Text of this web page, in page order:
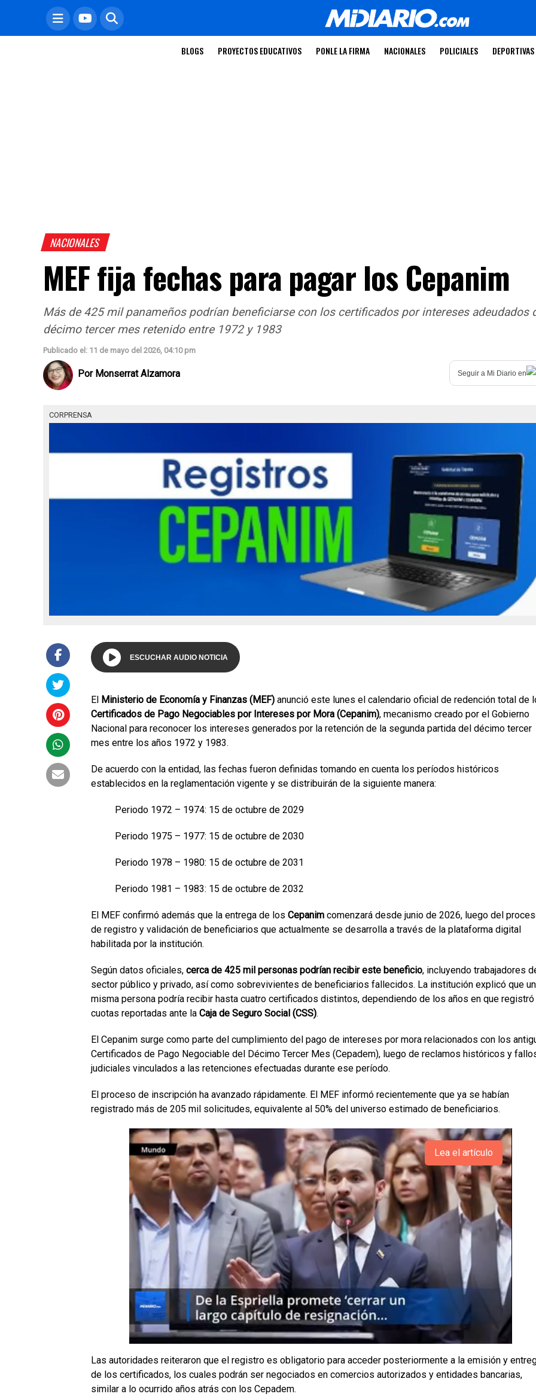
BLOGS PROYECTOS EDUCATIVOS PONLE LA FIRMA NACIONALES POLICIALES DEPORTIVAS
NACIONALES
MEF fija fechas para pagar los Cepanim
Más de 425 mil panameños podrían beneficiarse con los certificados por intereses adeudados
décimo tercer mes retenido entre 1972 y 1983
Publicado el: 11 de mayo del 2026, 04:10 pm
Por Monserrat Alzamora Seguir a Mi Diario en
CORPRENSA
ESCUCHAR AUDIO NOTICIA
El Ministerio de Economía y Finanzas (MEF) anunció este lunes el calendario oficial de redención total de
Certificados de Pago Negociables por Intereses por Mora (Cepanim), mecanismo creado por el Gobierno
Nacional para reconocer los intereses generados por la retención de la segunda partida del décimo tercer
mes entre los años 1972 y 1983.
De acuerdo con la entidad, las fechas fueron definidas tomando en cuenta los períodos históricos
establecidos en la reglamentación vigente y se distribuirán de la siguiente manera:
Periodo 1972 – 1974: 15 de octubre de 2029
Periodo 1975 – 1977: 15 de octubre de 2030
Periodo 1978 – 1980: 15 de octubre de 2031
Periodo 1981 – 1983: 15 de octubre de 2032
El MEF confirmó además que la entrega de los Cepanim comenzará desde junio de 2026, luego del
de registro y validación de beneficiarios que actualmente se desarrolla a través de la plataforma digital
habilitada por la institución.
Según datos oficiales, cerca de 425 mil personas podrían recibir este beneficio, incluyendo trabajadores
sector público y privado, así como sobrevivientes de beneficiarios fallecidos. La institución explicó que
misma persona podría recibir hasta cuatro certificados distintos, dependiendo de los años en que registró
cuotas reportadas ante la Caja de Seguro Social (CSS).
El Cepanim surge como parte del cumplimiento del pago de intereses por mora relacionados con los
Certificados de Pago Negociable del Décimo Tercer Mes (Cepadem), luego de reclamos históricos y
judiciales vinculados a las retenciones efectuadas durante ese período.
El proceso de inscripción ha avanzado rápidamente. El MEF informó recientemente que ya se habían
registrado más de 205 mil solicitudes, equivalente al 50% del universo estimado de beneficiarios.
Lea el artículo
Las autoridades reiteraron que el registro es obligatorio para acceder posteriormente a la emisión y
de los certificados, los cuales podrán ser negociados en comercios autorizados y entidades bancarias,
similar a lo ocurrido años atrás con los Cepadem.